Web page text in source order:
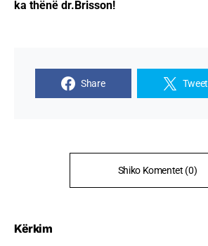
ka thënë dr.Brisson!
Share Tweet
Shiko Komentet (0)
Kërkim